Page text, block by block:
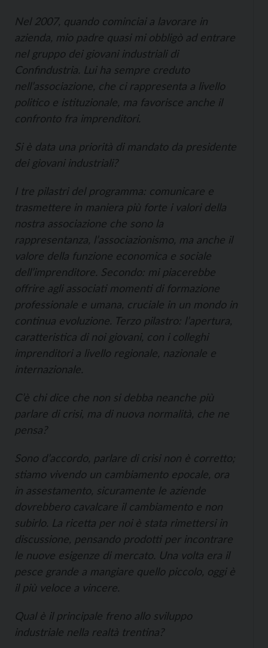
Nel 2007, quando cominciai a lavorare in
azienda, mio padre quasi mi obbligò ad entrare
nel gruppo dei giovani industriali di
Confindustria. Lui ha sempre creduto
nell’associazione, che ci rappresenta a livello
politico e istituzionale, ma favorisce anche il
confronto fra imprenditori.
Si è data una priorità di mandato da presidente
dei giovani industriali?
I tre pilastri del programma: comunicare e
trasmettere in maniera più forte i valori della
nostra associazione che sono la
rappresentanza, l’associazionismo, ma anche il
valore della funzione economica e sociale
dell’imprenditore. Secondo: mi piacerebbe
offrire agli associati momenti di formazione
professionale e umana, cruciale in un mondo in
continua evoluzione. Terzo pilastro: l’apertura,
caratteristica di noi giovani, con i colleghi
imprenditori a livello regionale, nazionale e
internazionale.
C’è chi dice che non si debba neanche più
parlare di crisi, ma di nuova normalità, che ne
pensa?
Sono d’accordo, parlare di crisi non è corretto;
stiamo vivendo un cambiamento epocale, ora
in assestamento, sicuramente le aziende
dovrebbero cavalcare il cambiamento e non
subirlo. La ricetta per noi è stata rimettersi in
discussione, pensando prodotti per incontrare
le nuove esigenze di mercato. Una volta era il
pesce grande a mangiare quello piccolo, oggi è
il più veloce a vincere.
Qual è il principale freno allo sviluppo
industriale nella realtà trentina?